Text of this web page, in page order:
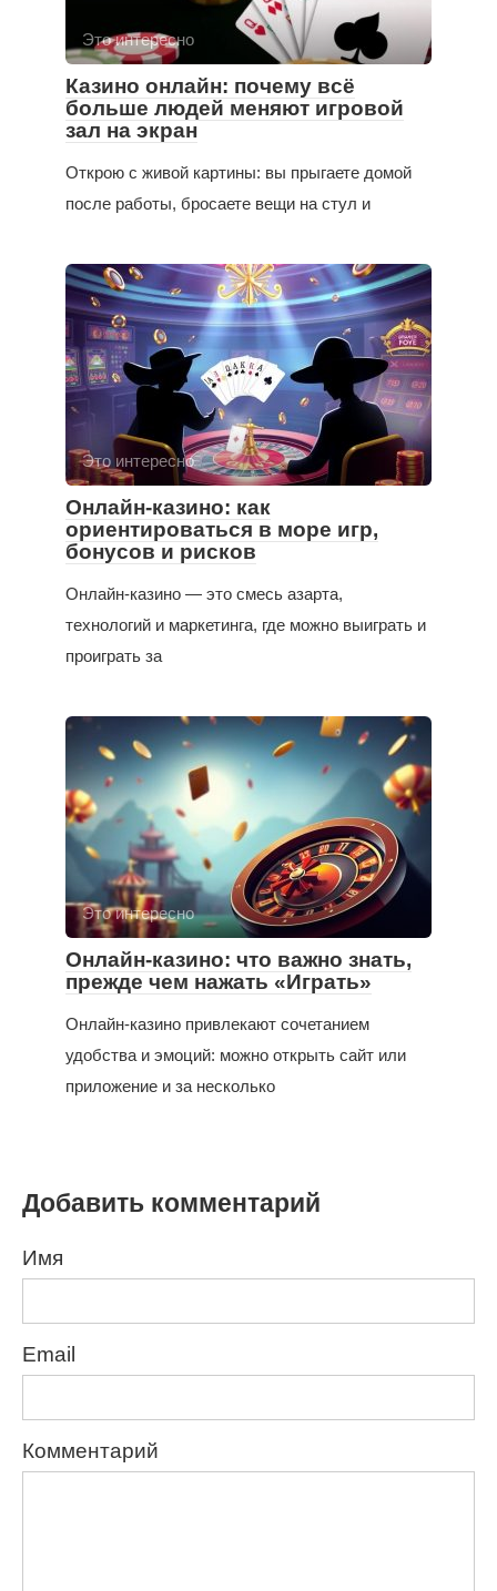
Это интересно
Казино онлайн: почему всё
больше людей меняют игровой
зал на экран
Открою с живой картины: вы прыгаете домой
после работы, бросаете вещи на стул и
Это интересно
Онлайн-казино: как
ориентироваться в море игр,
бонусов и рисков
Онлайн-казино — это смесь азарта,
технологий и маркетинга, где можно выиграть и
проиграть за
Это интересно
Онлайн-казино: что важно знать,
прежде чем нажать «Играть»
Онлайн-казино привлекают сочетанием
удобства и эмоций: можно открыть сайт или
приложение и за несколько
Добавить комментарий
Имя
Email
Комментарий